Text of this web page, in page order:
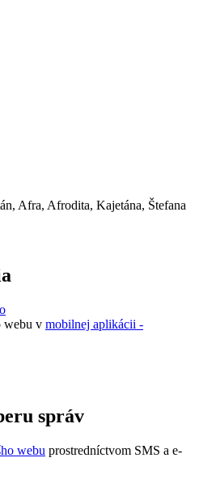
Afra, Afrodita, Kajetána, Štefana
webu v mobilnej aplikácii -
správ
webu prostredníctvom SMS a e-